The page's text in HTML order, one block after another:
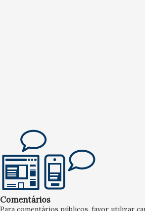
Comentários
Para comentários públicos, favor utilizar